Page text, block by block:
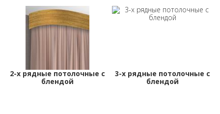
2-х рядные потолочные с
блендой
3-х рядные потолочные с
блендой